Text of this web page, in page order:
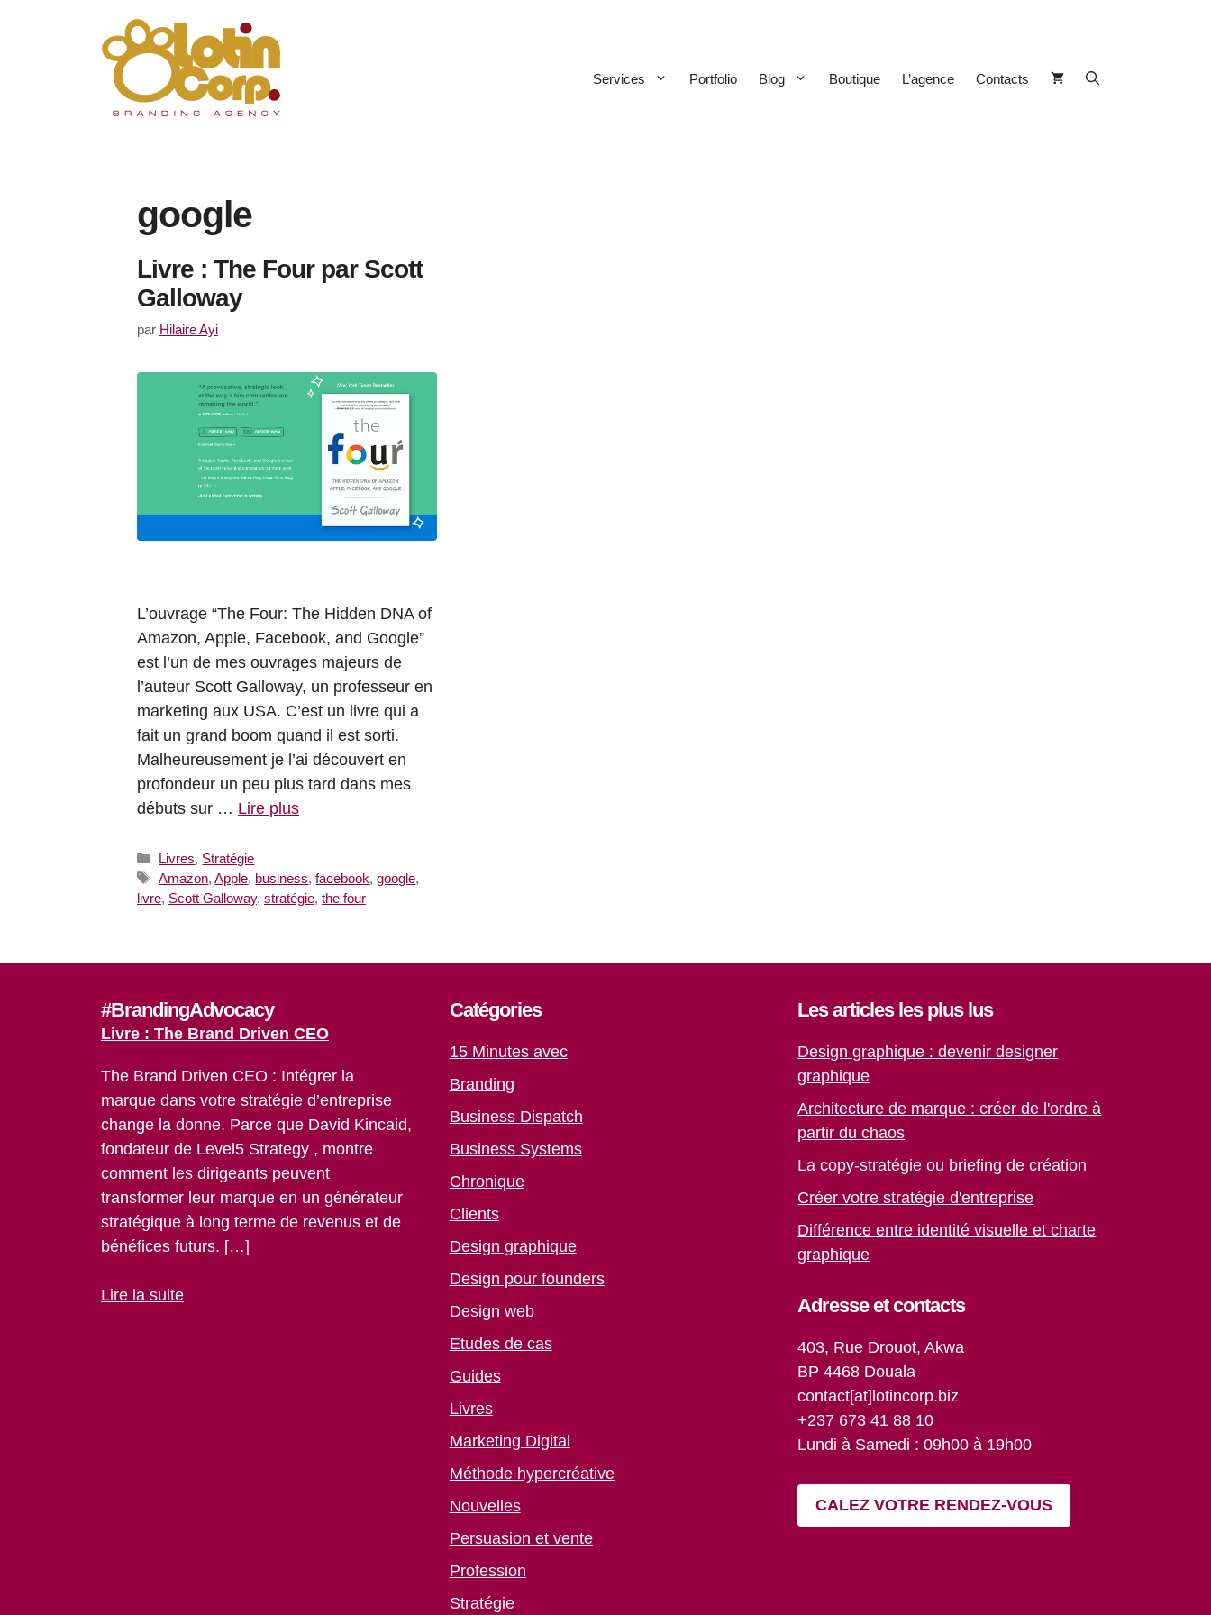
Services Portfolio Blog Boutique L’agence Contacts
google
Livre : The Four par Scott
Galloway
par Hilaire Ayi
L’ouvrage “The Four: The Hidden DNA of
Amazon, Apple, Facebook, and Google”
est l’un de mes ouvrages majeurs de
l’auteur Scott Galloway, un professeur en
marketing aux USA. C’est un livre qui a
fait un grand boom quand il est sorti.
Malheureusement je l’ai découvert en
profondeur un peu plus tard dans mes
débuts sur … Lire plus
Catégories
Livres, Stratégie
Étiquettes
Amazon,Apple, business,facebook,google,
livre, Scott Galloway, stratégie, the four
#BrandingAdvocacy
Livre : The Brand Driven CEO
The Brand Driven CEO : Intégrer la
marque dans votre stratégie d’entreprise
change la donne. Parce que David Kincaid,
fondateur de Level5 Strategy , montre
comment les dirigeants peuvent
transformer leur marque en un générateur
stratégique à long terme de revenus et de
bénéfices futurs. […]
Lire la suite
Catégories
15 Minutes avec
Branding
Business Dispatch
Business Systems
Chronique
Clients
Design graphique
Design pour founders
Design web
Etudes de cas
Guides
Livres
Marketing Digital
Méthode hypercréative
Nouvelles
Persuasion et vente
Profession
Stratégie
Les articles les plus lus
Design graphique : devenir designer
graphique
Architecture de marque : créer de l'ordre à
partir du chaos
La copy-stratégie ou briefing de création
Créer votre stratégie d'entreprise
Différence entre identité visuelle et charte
graphique
Adresse et contacts
403, Rue Drouot, Akwa
BP 4468 Douala
contact[at]lotincorp.biz
+237 673 41 88 10
Lundi à Samedi : 09h00 à 19h00
CALEZ VOTRE RENDEZ-VOUS